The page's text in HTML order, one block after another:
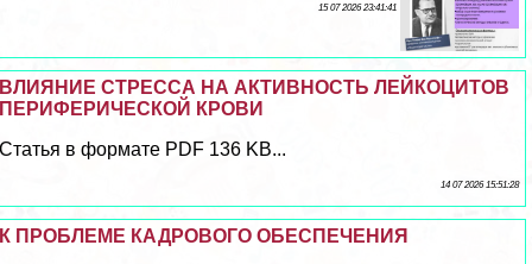
15 07 2026 23:41:41
ВЛИЯНИЕ СТРЕССА НА АКТИВНОСТЬ ЛЕЙКОЦИТОВ
ПЕРИФЕРИЧЕСКОЙ КРОВИ
Статья в формате PDF 136 KB...
14 07 2026 15:51:28
К ПРОБЛЕМЕ КАДРОВОГО ОБЕСПЕЧЕНИЯ